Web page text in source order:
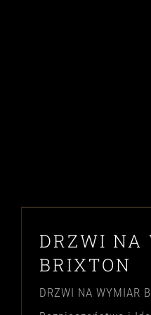
DRZWI NA
BRIXTON
DRZWI NA WYMIAR